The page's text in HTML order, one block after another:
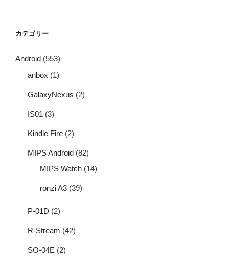
カテゴリー
Android (553)
anbox (1)
GalaxyNexus (2)
IS01 (3)
Kindle Fire (2)
MIPS Android (82)
MIPS Watch (14)
ronzi A3 (39)
P-01D (2)
R-Stream (42)
SO-04E (2)